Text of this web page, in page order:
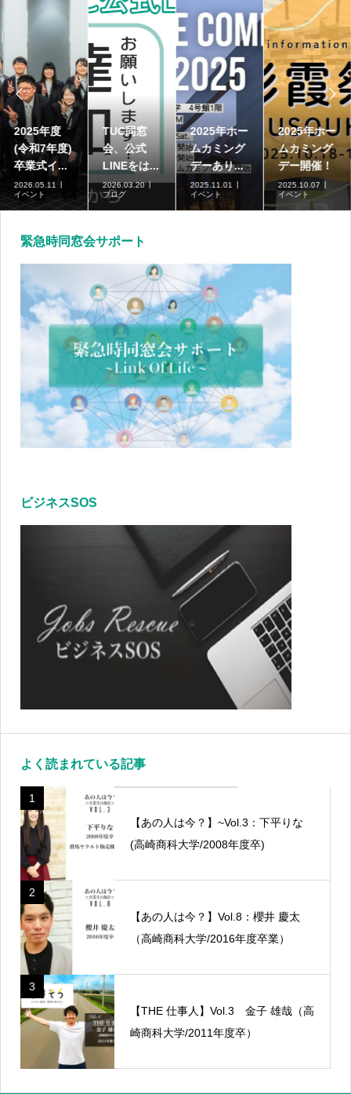

2025年度
(令和7年度)
卒業式イ...
2026.05.11
イベント
TUC同窓
会、公式
LINEをは...
2026.03.20
ブログ
2025年ホー
ムカミング
デーあり...
2025.11.01
イベント
2025年ホー
ムカミング
デー開催！
2025.10.07
イベント

緊急時同窓会サポート
ビジネスSOS
よく読まれている記事
1
【あの人は今？】~Vol.3：下平りな
(高崎商科大学/2008年度卒)
2
【あの人は今？】Vol.8：櫻井 慶太
（高崎商科大学/2016年度卒業）
3
【THE 仕事人】Vol.3 金子 雄哉（高
崎商科大学/2011年度卒）